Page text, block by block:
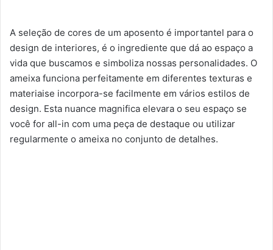
A seleção de cores de um aposento é importantel para o
design de interiores, é o ingrediente que dá ao espaço a
vida que buscamos e simboliza nossas personalidades. O
ameixa funciona perfeitamente em diferentes texturas e
materiaise incorpora-se facilmente em vários estilos de
design. Esta nuance magnifica elevara o seu espaço se
você for all-in com uma peça de destaque ou utilizar
regularmente o ameixa no conjunto de detalhes.